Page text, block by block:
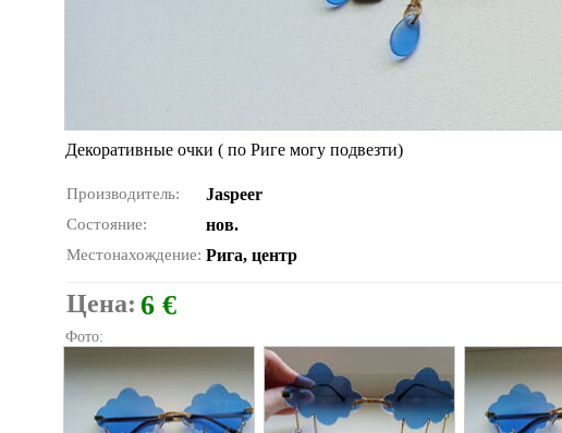
Декоративные очки ( по Риге могу подвезти)
Производитель: Jaspeer
Состояние: нов.
Местонахождение: Рига, центр
Цена: 6 €
Фото: